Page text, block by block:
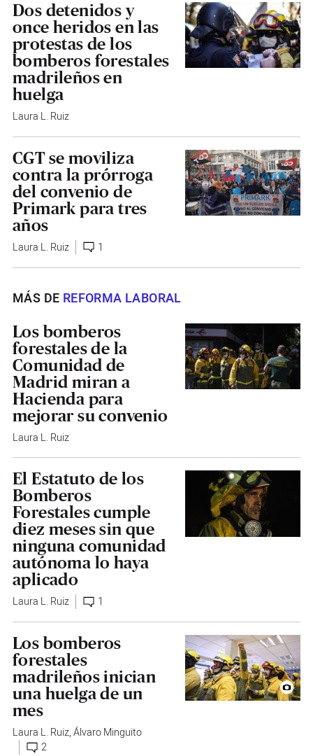
Dos detenidos y
once heridos en las
protestas de los
bomberos forestales
madrileños en
huelga
Laura L. Ruiz
CGT se moviliza
contra la prórroga
del convenio de
Primark para tres
años
Laura L. Ruiz 1
MÁS DE REFORMA LABORAL
Los bomberos
forestales de la
Comunidad de
Madrid miran a
Hacienda para
mejorar su convenio
Laura L. Ruiz
El Estatuto de los
Bomberos
Forestales cumple
diez meses sin que
ninguna comunidad
autónoma lo haya
aplicado
Laura L. Ruiz 1
Los bomberos
forestales
madrileños inician
una huelga de un
mes
Laura L. Ruiz,Álvaro Minguito
2